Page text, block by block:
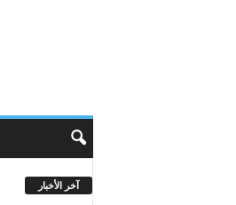
آخر الأخبار